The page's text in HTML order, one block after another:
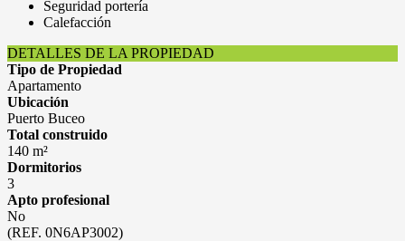
Seguridad portería
Calefacción
DETALLES DE LA PROPIEDAD
Tipo de Propiedad
Apartamento
Ubicación
Puerto Buceo
Total construido
140 m²
Dormitorios
3
Apto profesional
No
(REF. 0N6AP3002)